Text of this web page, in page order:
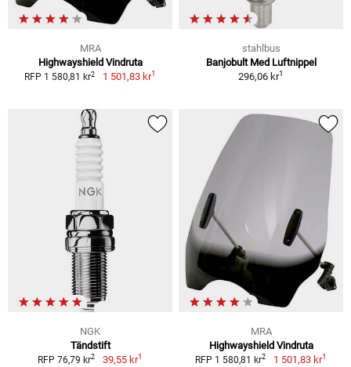
MRA
Highwayshield Vindruta
RFP 1 580,81 kr2 1 501,83 kr1
stahlbus
Banjobult Med Luftnippel
296,06 kr1
NGK
Tändstift
RFP 76,79 kr2 39,55 kr1
MRA
Highwayshield Vindruta
RFP 1 580,81 kr2 1 501,83 kr1